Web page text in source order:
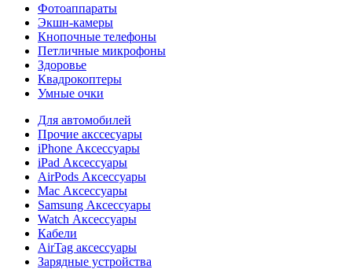
Фотоаппараты
Экшн-камеры
Кнопочные телефоны
Петличные микрофоны
Здоровье
Квадрокоптеры
Умные очки
Для автомобилей
Прочие акссесуары
iPhone Аксессуары
iPad Аксессуары
AirPods Аксессуары
Mac Аксессуары
Samsung Аксессуары
Watch Аксессуары
Кабели
AirTag аксессуары
Зарядные устройства